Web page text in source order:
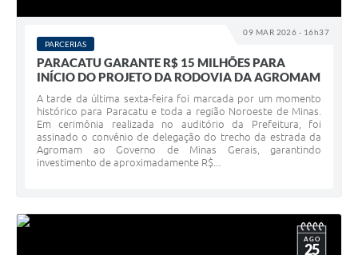
09 MAR 2026 - 16h37
PARCERIAS
PARACATU GARANTE R$ 15 MILHÕES PARA
INÍCIO DO PROJETO DA RODOVIA DA AGROMAM
A tarde da última sexta-feira foi marcada por um momento
histórico para Paracatu e toda a região Noroeste de Minas.
Em cerimônia realizada no auditório da Prefeitura, foi
assinado o convênio de delegação do trecho da estrada da
Agromam ao Governo de Minas Gerais, garantindo
investimento de aproximadamente R$...
AGO
25